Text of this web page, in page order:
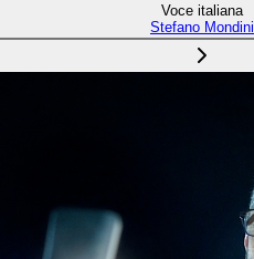
Voce italiana
Stefano Mondini